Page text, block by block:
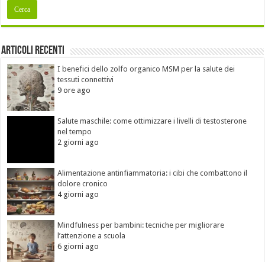
Articoli recenti
I benefici dello zolfo organico MSM per la salute dei
tessuti connettivi
9 ore ago
Salute maschile: come ottimizzare i livelli di testosterone
nel tempo
2 giorni ago
Alimentazione antinfiammatoria: i cibi che combattono il
dolore cronico
4 giorni ago
Mindfulness per bambini: tecniche per migliorare
l’attenzione a scuola
6 giorni ago